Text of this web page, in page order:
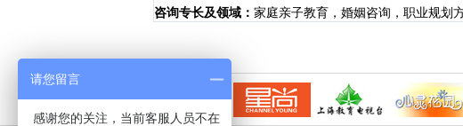
咨询专长及领域： 家庭亲子教育，婚姻咨询，职业规划方
请您留言
感谢您的关注，当前客服人员不在